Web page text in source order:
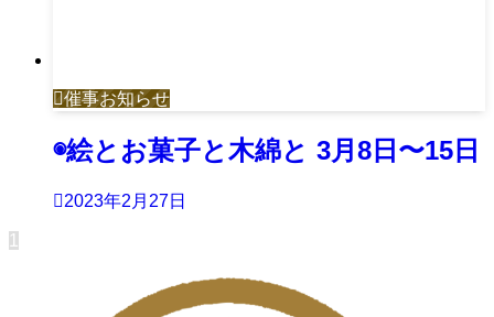
催事お知らせ
◉絵とお菓子と木綿と 3月8日〜15日
2023年2月27日
1